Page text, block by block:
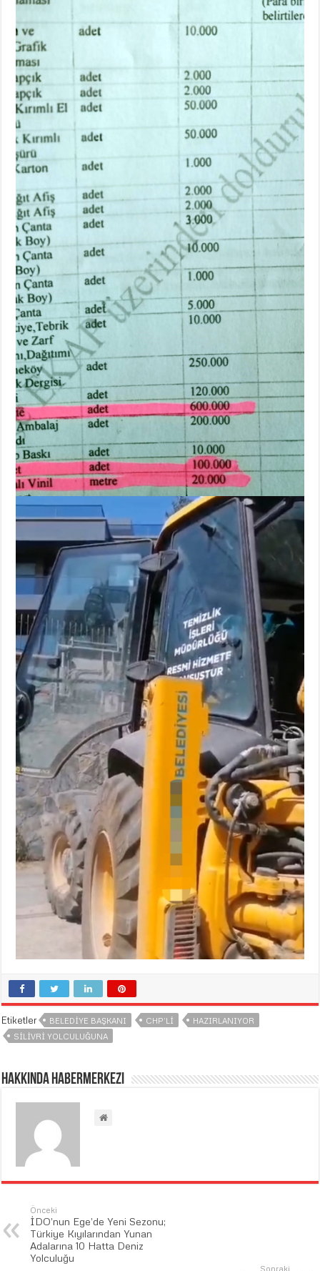
Etiketler BELEDIYE BAŞKANI CHP’LI
HAZIRLANIYOR
SILIVRI YOLCULUĞUNA
Hakkında habermerkezi
Önceki
İDO’nun Ege’de Yeni Sezonu;
Türkiye Kıyılarından Yunan
Adalarına 10 Hatta Deniz
Yolculuğu
Sonraki